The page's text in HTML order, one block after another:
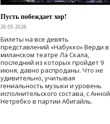
Пусть побеждает хор!
26.05.2026
Билеты на все девять
представлений «Набукко» Верди в
миланском театре Ла Скала,
последний из которых пройдет 9
июня, давно распроданы. Что не
удивительно, учитывая
гениальность музыки и уровень
исполнительского состава, с Анной
Нетребко в партии Абигайль.